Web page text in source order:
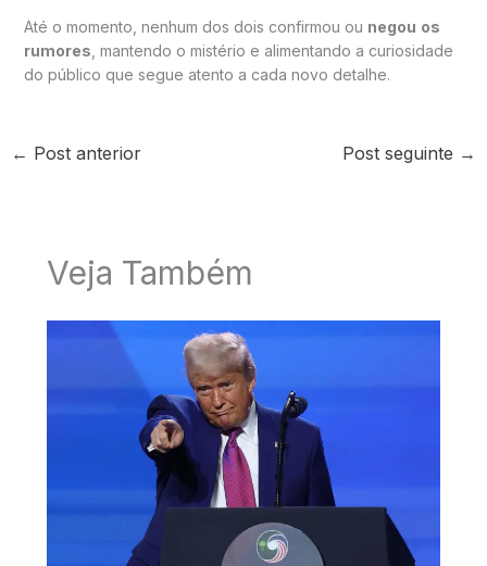
Até o momento, nenhum dos dois confirmou ou negou os
rumores , mantendo o mistério e alimentando a curiosidade
do público que segue atento a cada novo detalhe.
← Post anterior Post seguinte →
Veja Também